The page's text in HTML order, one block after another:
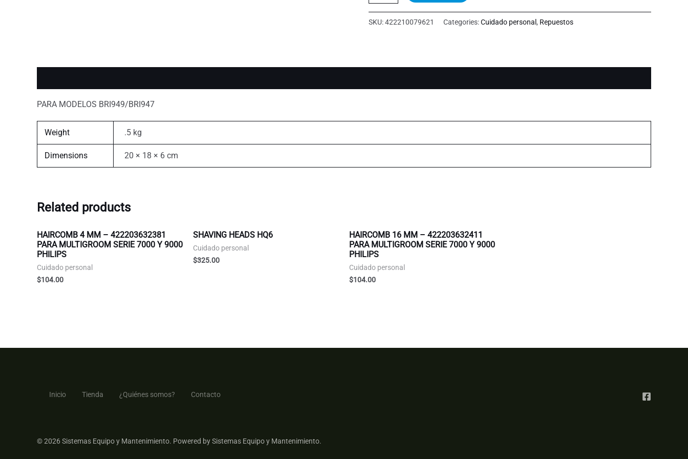
ATTACHMENT
quantity
SKU:422210079621 Categories:Cuidado personal , Repuestos
PARA MODELOS BRI949/BRI947
Weight .5 kg
Dimensions 20 × 18 × 6 cm
Related products
HAIRCOMB 4 MM – 422203632381
PARA MULTIGROOM SERIE 7000 Y 9000
PHILIPS
Cuidado personal
$104.00
SHAVING HEADS HQ6
Cuidado personal
$325.00
HAIRCOMB 16 MM – 422203632411
PARA MULTIGROOM SERIE 7000 Y 9000
PHILIPS
Cuidado personal
$104.00
Inicio Tienda ¿Quiénes somos? Contacto
© 2026 Sistemas Equipo y Mantenimiento. Powered by Sistemas Equipo y Mantenimiento.